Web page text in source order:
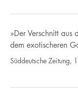
»Der Verschnitt aus
dem exotischeren
Süddeutsche Zeitung,